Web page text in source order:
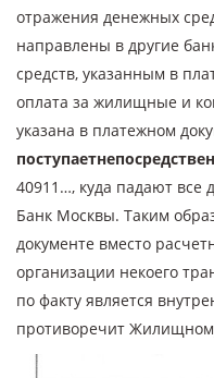
отражения денежных
направлены в другие
средств, указанным в
оплата за жилищные и
указана в платежном
поступает
40911…, куда падают все
Банк Москвы. Таким
документе вместо
организации некоего
по факту является
противоречит